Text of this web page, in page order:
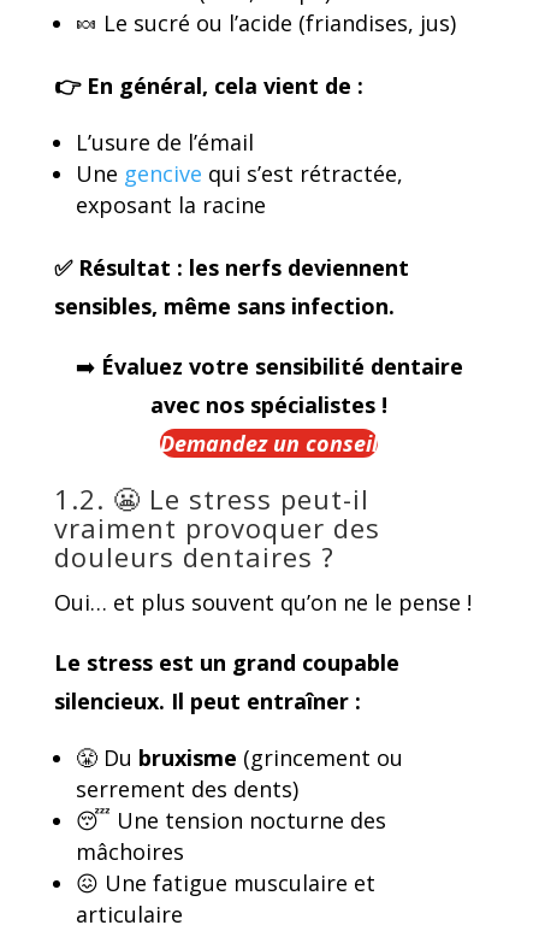
🍬 Le sucré ou l’acide (friandises, jus)
👉 En général, cela vient de :
L’usure de l’émail
Une gencive qui s’est rétractée,
exposant la racine
✅ Résultat : les nerfs deviennent
sensibles, même sans infection.
➡️ Évaluez votre sensibilité dentaire
avec nos spécialistes !
Demandez un conseil
1.2. 😬 Le stress peut-il
vraiment provoquer des
douleurs dentaires ?
Oui… et plus souvent qu’on ne le pense !
Le stress est un grand coupable
silencieux. Il peut entraîner :
😤 Du bruxisme (grincement ou
serrement des dents)
😴 Une tension nocturne des
mâchoires
😖 Une fatigue musculaire et
articulaire